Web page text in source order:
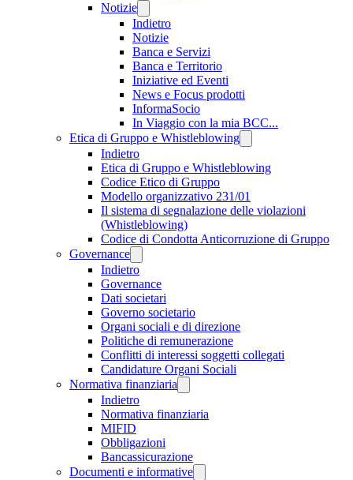
Notizie
Indietro
Notizie
Banca e Servizi
Banca e Territorio
Iniziative ed Eventi
News e Focus prodotti
InformaSocio
In Viaggio con la mia BCC...
Etica di Gruppo e Whistleblowing
Indietro
Etica di Gruppo e Whistleblowing
Codice Etico di Gruppo
Modello organizzativo 231/01
Il sistema di segnalazione delle violazioni
(Whistleblowing)
Codice di Condotta Anticorruzione di Gruppo
Governance
Indietro
Governance
Dati societari
Governo societario
Organi sociali e di direzione
Politiche di remunerazione
Conflitti di interessi soggetti collegati
Candidature Organi Sociali
Normativa finanziaria
Indietro
Normativa finanziaria
MIFID
Obbligazioni
Bancassicurazione
Documenti e informative